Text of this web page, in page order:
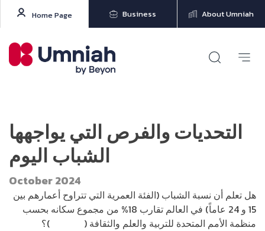
Home Page Business About Umniah
التحديات والفرص التي يواجهها
الشباب اليوم
October 2024
هل تعلم أن نسبة الشباب (الفئة العمرية التي تتراوح أعمارهم بين
15 و 24 عاماً) في العالم تقارب 18% من مجموع سكانه بحسب
منظمة الأمم المتحدة للتربية والعلم والثقافة (
)؟